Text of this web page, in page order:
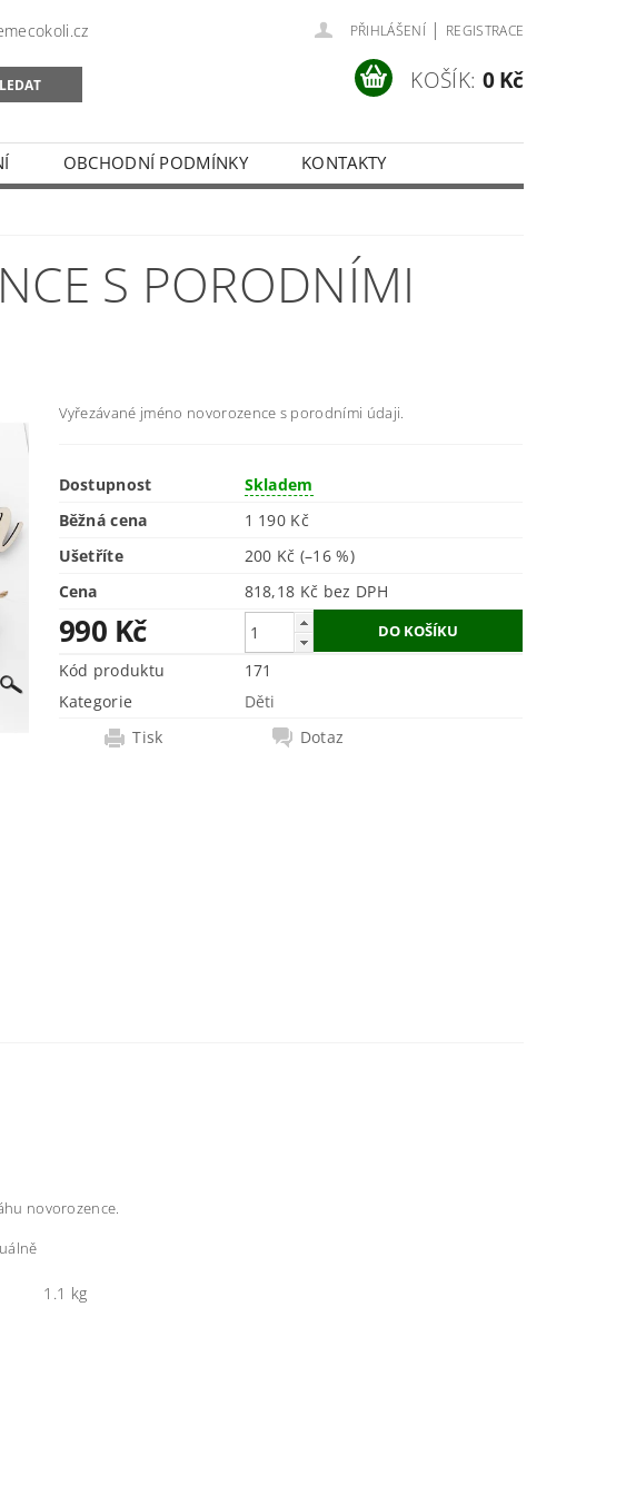
PŘIHLÁŠENÍ | REGISTRACE
KOŠÍK: 0 Kč
OBCHODNÍ PODMÍNKY KONTAKTY
S PORODNÍMI
Vyřezávané jméno novorozence s porodními údaji.
Dostupnost
Skladem
Běžná cena
1 190 Kč
Ušetříte
200 Kč (–16 %)
Cena
818,18 Kč bez DPH
990 Kč
Kód produktu
171
Kategorie
Děti
Tisk
Dotaz
novorozence.
1.1 kg